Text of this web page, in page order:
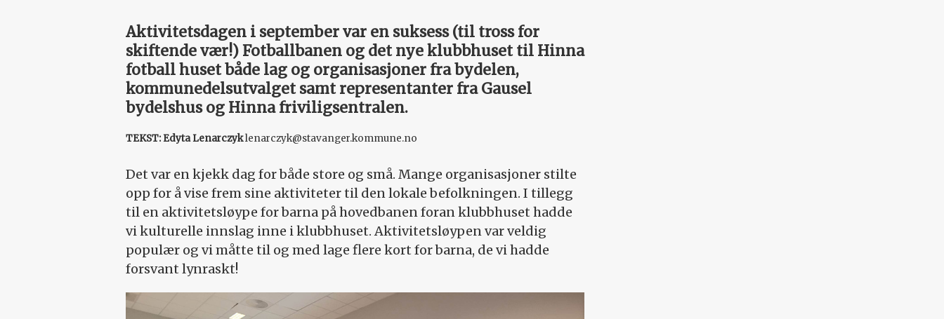
Aktivitetsdagen i september var en suksess (til tross for
skiftende vær!) Fotballbanen og det nye klubbhuset til Hinna
fotball huset både lag og organisasjoner fra bydelen,
kommunedelsutvalget samt representanter fra Gausel
bydelshus og Hinna friviligsentralen.
TEKST: Edyta Lenarczyklenarczyk@stavanger.kommune.no
Det var en kjekk dag for både store og små. Mange organisasjoner stilte
opp for å vise frem sine aktiviteter til den lokale befolkningen. I tillegg
til en aktivitetsløype for barna på hovedbanen foran klubbhuset hadde
vi kulturelle innslag inne i klubbhuset. Aktivitetsløypen var veldig
populær og vi måtte til og med lage flere kort for barna, de vi hadde
forsvant lynraskt!